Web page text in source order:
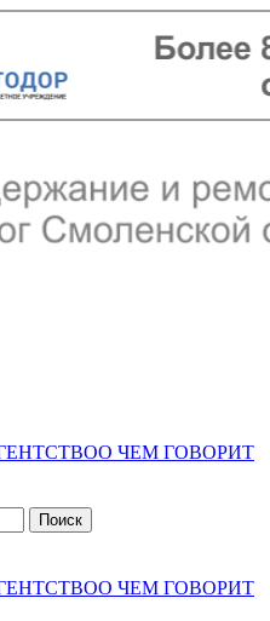
О ЧЕМ ГОВОРИТ
О ЧЕМ ГОВОРИТ